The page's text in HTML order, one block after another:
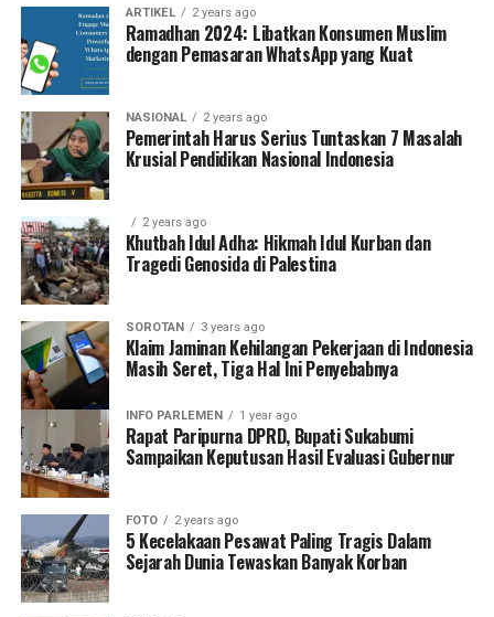
ARTIKEL 2 years ago
Ramadhan 2024: Libatkan Konsumen Muslim
dengan Pemasaran WhatsApp yang Kuat
NASIONAL 2 years ago
Pemerintah Harus Serius Tuntaskan 7 Masalah
Krusial Pendidikan Nasional Indonesia
2 years ago
Khutbah Idul Adha: Hikmah Idul Kurban dan
Tragedi Genosida di Palestina
SOROTAN 3 years ago
Klaim Jaminan Kehilangan Pekerjaan di Indonesia
Masih Seret, Tiga Hal Ini Penyebabnya
INFO PARLEMEN 1 year ago
Rapat Paripurna DPRD, Bupati Sukabumi
Sampaikan Keputusan Hasil Evaluasi Gubernur
FOTO 2 years ago
5 Kecelakaan Pesawat Paling Tragis Dalam
Sejarah Dunia Tewaskan Banyak Korban